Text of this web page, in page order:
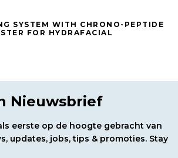
SYSTEM WITH CHRONO-PEPTIDE
FOR HYDRAFACIAL
Nieuwsbrief
eerste op de hoogte gebracht van
updates, jobs, tips & promoties. Stay